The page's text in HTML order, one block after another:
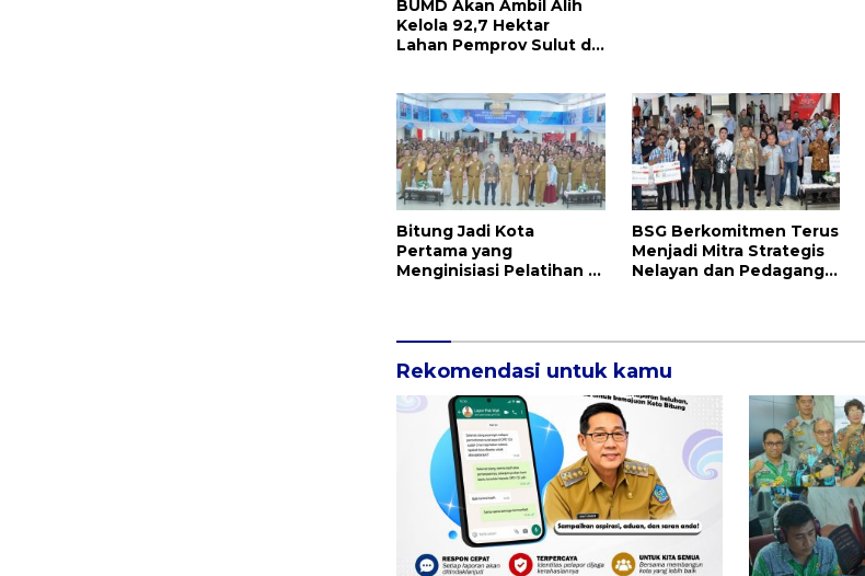
BUMD Akan Ambil Alih
Kelola 92,7 Hektar
Lahan Pemprov Sulut di
Bitung Jadi Kota
Pertama yang
Menginisiasi Pelatihan AI
BSG Berkomitmen Terus
Menjadi Mitra Strategis
Nelayan dan Pedagang
Rekomendasi untuk kamu